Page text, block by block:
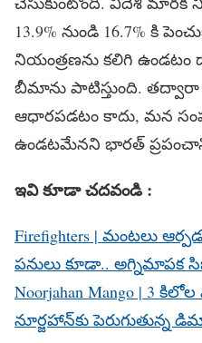
13.9% నుండి 16.7% కి
నియంత్రణను కలిగి ఉండటం
బీమాను పాటిస్తుంది. తద్వారా
ఆధారపడటం కాదు, మన
ఉండటమేనని భారత్
ఇవి కూడా చదవండి :
Firefighters | మంటలు
పనులు కూడా.. అగ్నిమాపక
Noorjahan Mango | 3
నూర్జహాన్‌కు పెరుగుతున్న